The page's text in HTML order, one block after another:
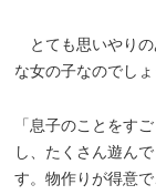
とても思いやりの
な女の子なのでし
「息子のことをす
し、たくさん遊ん
す。物作りが得意